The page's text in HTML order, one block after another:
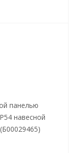
панелью
навесной